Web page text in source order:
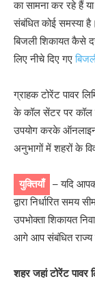
का सामना कर रहे हैं
संबंधित कोई समस्या
बिजली शिकायत कैसे
लिए नीचे दिए गए
ग्राहक टोरेंट पावर
के कॉल सेंटर पर कॉल
उपयोग करके
अनुभागों में शहरों के
युक्तियाँ – यदि
द्वारा निर्धारित
उपभोक्ता शिकायत
आगे आप संबंधित राज्य
शहर जहां टोरेंट पावर